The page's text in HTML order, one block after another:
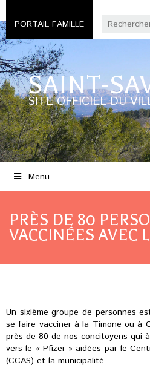
PORTAIL FAMILLE
SAINT-
SITE OFFICIEL DU
Menu
PRÈS DE 80
VACCINÉES AVEC
Un sixième groupe de personnes
se faire vacciner à la Timone ou à
près de 80 de nos concitoyens qui
vers le « Pfizer » aidées par le
(CCAS) et la municipalité.